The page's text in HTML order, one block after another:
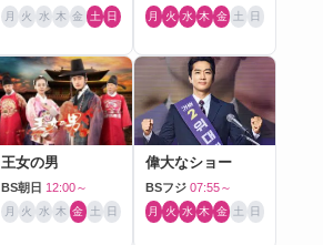
月 火 水 木 金 土 日 月 火 水 木 金 土 日
王女の男
BS朝日 12:00～
月 火 水 木 金 土 日
偉大なショー
BSフジ 07:55～
月 火 水 木 金 土 日